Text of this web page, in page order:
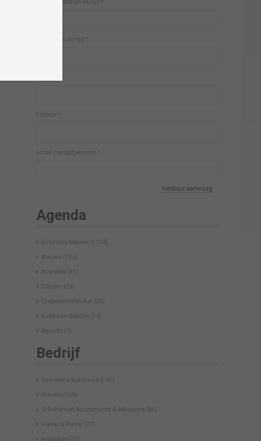
Aanvangsdatum en tijd *
Einddatum en tijd *
Locatie *
Email contactpersoon *
Verstuur aanvraag
Agenda
Business Nieuws (1258)
Nieuws (592)
Interview (31)
Column (26)
Ondernemersloket (20)
Business Bolides (14)
Agenda (7)
Bedrijf
Gemeente Barneveld (143)
Nieuws (109)
Schuiteman Accountants & Adviseurs (86)
Visser & Visser (77)
webleads (73)